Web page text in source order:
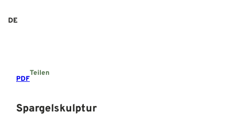
DE
PDF
Teilen
Spargelskulptur